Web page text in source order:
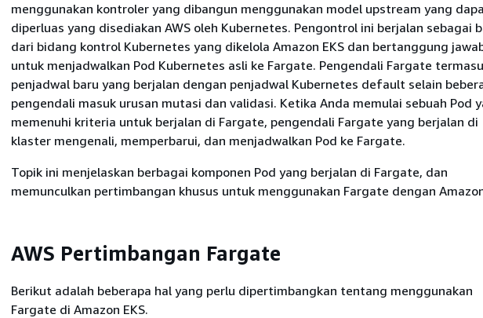
menggunakan kontroler yang dibangun menggunakan model upstream yang
diperluas yang disediakan AWS oleh Kubernetes. Pengontrol ini berjalan sebagai
dari bidang kontrol Kubernetes yang dikelola Amazon EKS dan bertanggung
untuk menjadwalkan Pod Kubernetes asli ke Fargate. Pengendali Fargate
penjadwal baru yang berjalan dengan penjadwal Kubernetes default selain
pengendali masuk urusan mutasi dan validasi. Ketika Anda memulai sebuah Pod
memenuhi kriteria untuk berjalan di Fargate, pengendali Fargate yang berjalan di
klaster mengenali, memperbarui, dan menjadwalkan Pod ke Fargate.
Topik ini menjelaskan berbagai komponen Pod yang berjalan di Fargate, dan
memunculkan pertimbangan khusus untuk menggunakan Fargate dengan
AWS Pertimbangan Fargate
Berikut adalah beberapa hal yang perlu dipertimbangkan tentang menggunakan
Fargate di Amazon EKS.